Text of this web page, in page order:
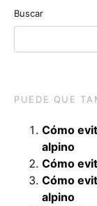
Buscar
PUEDE QUE
Cómo
alpino
Cómo
Cómo
alpino